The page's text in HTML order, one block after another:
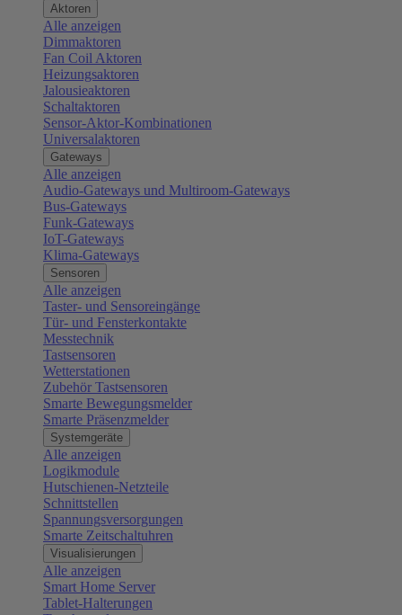
Aktoren
Alle anzeigen
Dimmaktoren
Fan Coil Aktoren
Heizungsaktoren
Jalousieaktoren
Schaltaktoren
Sensor-Aktor-Kombinationen
Universalaktoren
Gateways
Alle anzeigen
Audio-Gateways und Multiroom-Gateways
Bus-Gateways
Funk-Gateways
IoT-Gateways
Klima-Gateways
Sensoren
Alle anzeigen
Taster- und Sensoreingänge
Tür- und Fensterkontakte
Messtechnik
Tastsensoren
Wetterstationen
Zubehör Tastsensoren
Smarte Bewegungsmelder
Smarte Präsenzmelder
Systemgeräte
Alle anzeigen
Logikmodule
Hutschienen-Netzteile
Schnittstellen
Spannungsversorgungen
Smarte Zeitschaltuhren
Visualisierungen
Alle anzeigen
Smart Home Server
Tablet-Halterungen